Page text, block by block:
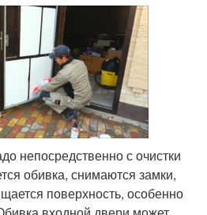
непосредственно с очистки
обивка, снимаются замки,
поверхность, особенно